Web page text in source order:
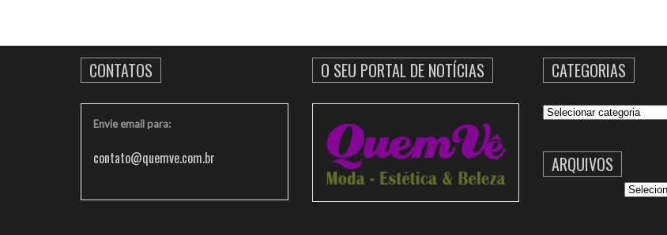
CONTATOS
Envie email para:
contato@quemve.com.br
O SEU PORTAL DE NOTÍCIAS CATEGORIAS
Categorias
ARQUIVOS